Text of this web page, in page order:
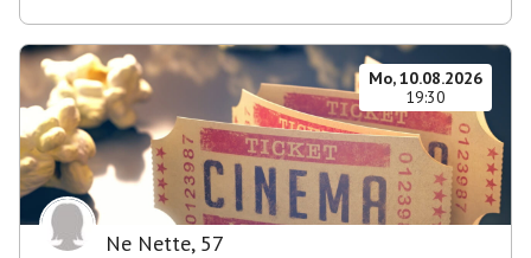
Mo, 10.08.2026
19:30
Ne Nette, 57